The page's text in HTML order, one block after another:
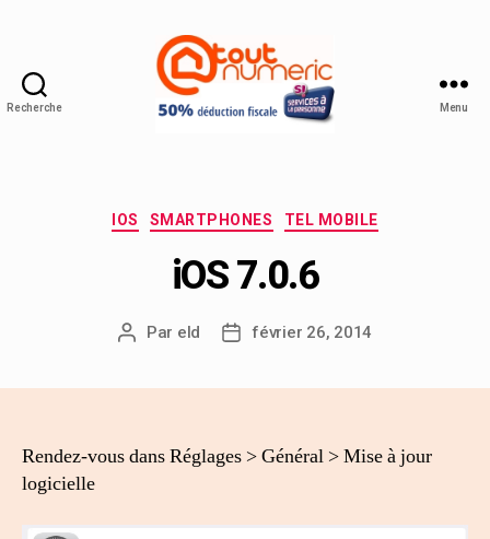
Recherche Menu
IOS SMARTPHONES TEL MOBILE
iOS 7.0.6
Par eld février 26, 2014
Rendez-vous dans Réglages > Général > Mise à jour
logicielle